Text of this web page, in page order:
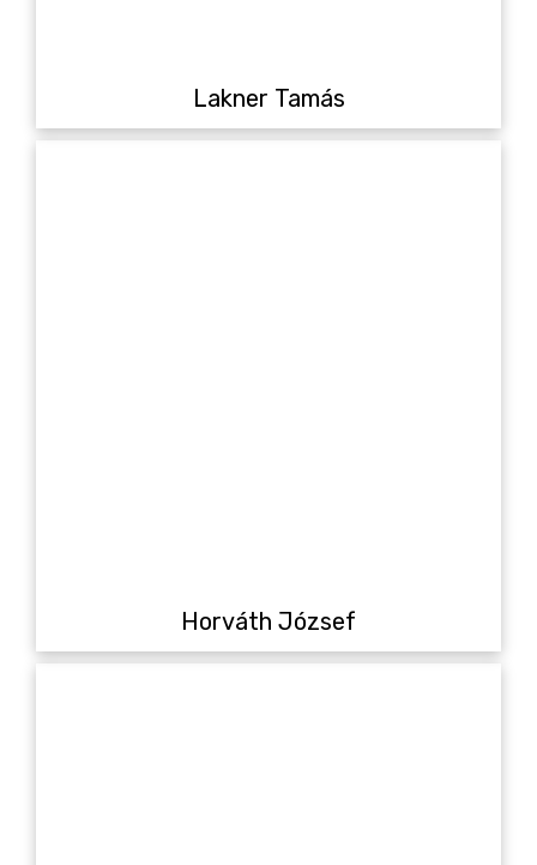
Lakner Tamás
Horváth József